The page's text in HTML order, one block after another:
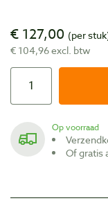
€ 127,00 (per
€ 104,96 excl. btw
Op voorraad
Of